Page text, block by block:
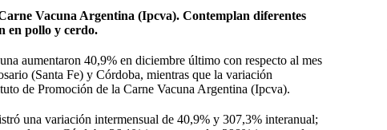
Vacuna Argentina (Ipcva). Contemplan diferentes
en pollo y cerdo.
aumentaron 40,9% en diciembre último con respecto al mes
(Santa Fe) y Córdoba, mientras que la variación
de Promoción de la Carne Vacuna Argentina (Ipcva).
una variación intermensual de 40,9% y 307,3% interanual;